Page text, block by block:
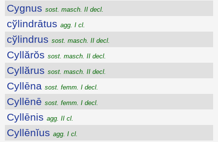
Cygnus sost. masch. II decl.
cўlindrātus agg. I cl.
cўlindrus sost. masch. II decl.
Cyllărŏs sost. masch. II decl.
Cyllărus sost. masch. II decl.
Cyllēna sost. femm. I decl.
Cyllēnē sost. femm. I decl.
Cyllēnis agg. II cl.
Cyllēnĭus agg. I cl.